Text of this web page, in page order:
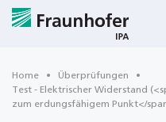
Home
Überprüfungen
Test - Elektrischer Widerstand
zum erdungsfähigem Punkt</